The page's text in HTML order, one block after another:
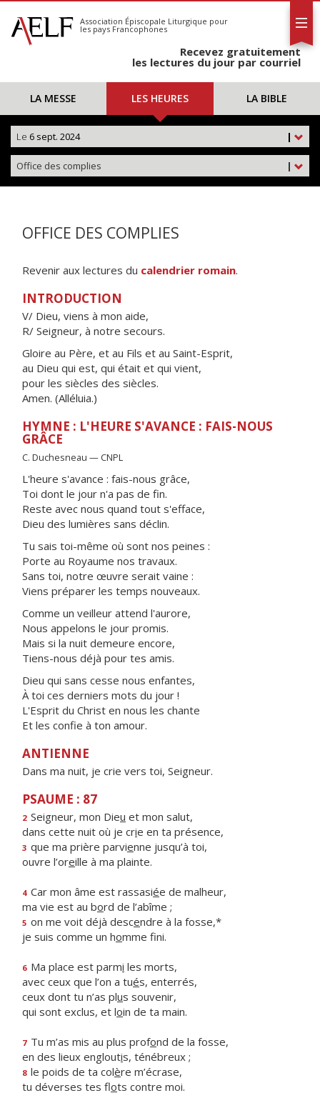
S'abonner
Calendrier
Association Épiscopale Liturgique pour
les pays Francophones
Recevez gratuitement
les lectures du jour par courriel
LA MESSE LES HEURES LA BIBLE
|
Le 6 sept. 2024
|
Office des complies
OFFICE DES COMPLIES
Revenir aux lectures du calendrier romain.
INTRODUCTION
V/ Dieu, viens à mon aide,
R/ Seigneur, à notre secours.
Gloire au Père, et au Fils et au Saint-Esprit,
au Dieu qui est, qui était et qui vient,
pour les siècles des siècles.
Amen. (Alléluia.)
HYMNE : L'HEURE S'AVANCE : FAIS-NOUS
GRÂCE
C. Duchesneau — CNPL
L'heure s'avance : fais-nous grâce,
Toi dont le jour n'a pas de fin.
Reste avec nous quand tout s'efface,
Dieu des lumières sans déclin.
Tu sais toi-même où sont nos peines :
Porte au Royaume nos travaux.
Sans toi, notre œuvre serait vaine :
Viens préparer les temps nouveaux.
Comme un veilleur attend l'aurore,
Nous appelons le jour promis.
Mais si la nuit demeure encore,
Tiens-nous déjà pour tes amis.
Dieu qui sans cesse nous enfantes,
À toi ces derniers mots du jour !
L'Esprit du Christ en nous les chante
Et les confie à ton amour.
ANTIENNE
Dans ma nuit, je crie vers toi, Seigneur.
PSAUME : 87
2 Seigneur, mon Dieu et mon salut,
dans cette nuit où je crie en ta présence,
3 que ma prière parvienne jusqu’à toi,
ouvre l’oreille à ma plainte.
4 Car mon âme est rassasiée de malheur,
ma vie est au bord de l’abîme ;
5 on me voit déjà descendre à la fosse,*
je suis comme un homme fini.
6 Ma place est parmi les morts,
avec ceux que l’on a tués, enterrés,
ceux dont tu n’as plus souvenir,
qui sont exclus, et loin de ta main.
7 Tu m’as mis au plus profond de la fosse,
en des lieux engloutis, ténébreux ;
8 le poids de ta colère m’écrase,
tu déverses tes flots contre moi.